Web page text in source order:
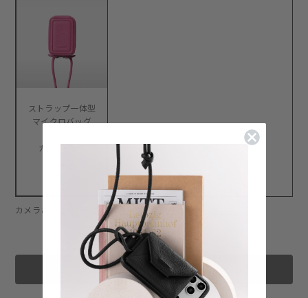
ストラップ一体型
マイクロバッグ
カード+小物
カメラご使用時のアクセサリーの映り込みについて:
カートに追加する